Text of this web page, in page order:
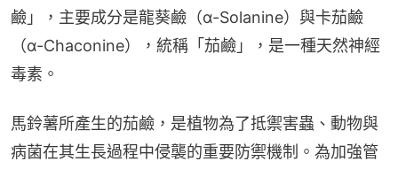
鹼」，主要成分是龍葵鹼（α-Solanine）與卡茄鹼
（α-Chaconine），統稱「茄鹼」，是一種天然神經
毒素。
馬鈴薯所產生的茄鹼，是植物為了抵禦害蟲、動物與
病菌在其生長過程中侵襲的重要防禦機制。為加強管